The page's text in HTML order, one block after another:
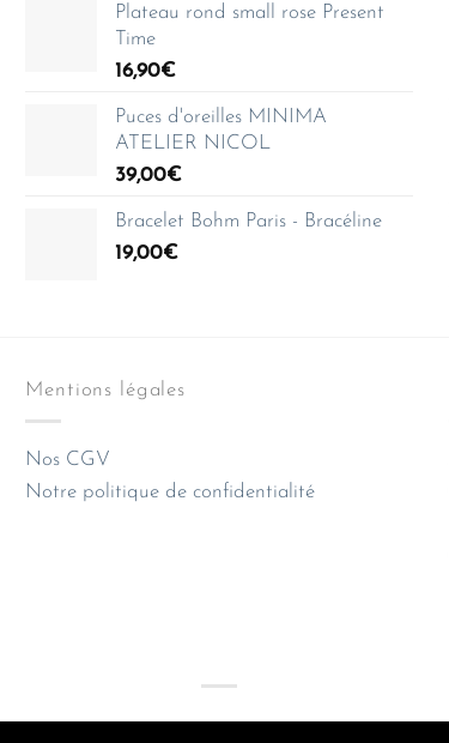
Plateau rond small rose Present
Time
16,90€
Puces d'oreilles MINIMA
ATELIER NICOL
39,00€
Bracelet Bohm Paris - Bracéline
19,00€
Mentions légales
Nos CGV
Notre politique de confidentialité